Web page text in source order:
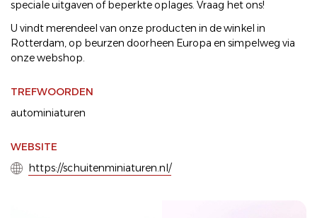
speciale uitgaven of beperkte oplages. Vraag het ons!
U vindt merendeel van onze producten in de winkel in
Rotterdam, op beurzen doorheen Europa en simpelweg via
onze webshop.
TREFWOORDEN
autominiaturen
WEBSITE
https://schuitenminiaturen.nl/